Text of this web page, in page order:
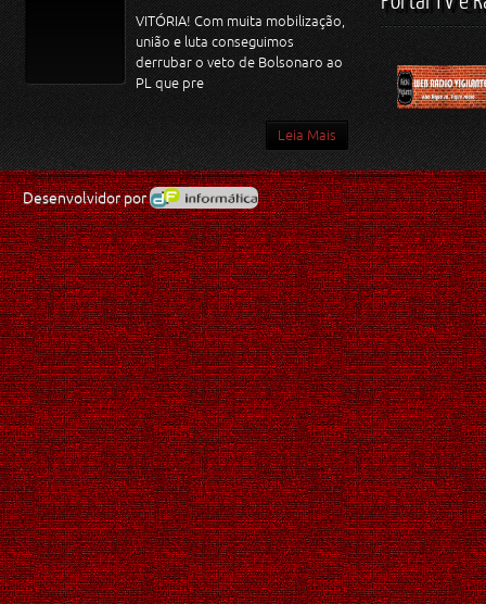
VITÓRIA! Com muita mobilização,
união e luta conseguimos
derrubar o veto de Bolsonaro ao
PL que pre
Leia Mais
Desenvolvidor por